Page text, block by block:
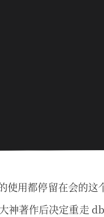
使用都停留在会的
神著作后决定重走